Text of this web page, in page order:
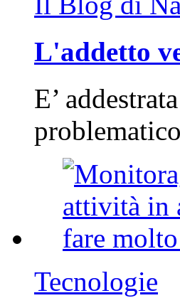
L'addetto
E’
Tecnologie